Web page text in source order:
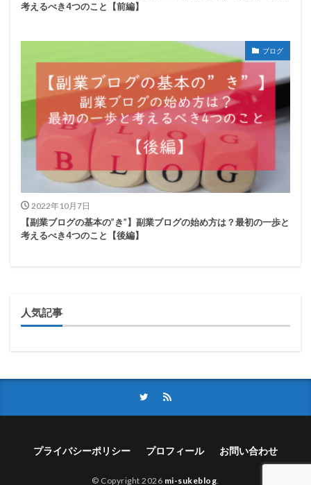
考えるべき4つのこと【前編】
ブログ
2022年10月7日
【副業ブログの基本の”き”】副業ブログの始め方は？最初の一歩と
考えるべき4つのこと【後編】
人気記事
プライバシーポリシー プロフィール お問い合わせ
© Copyright 2026 mi-sukeblog